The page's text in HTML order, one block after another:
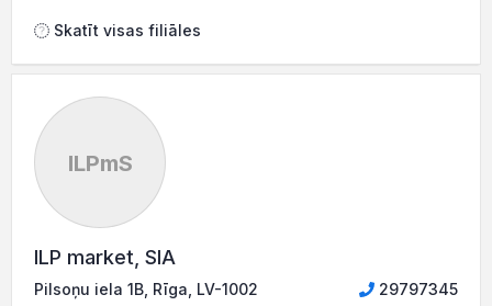
Skatīt visas filiāles
ILPmS
ILP market, SIA
Pilsoņu iela 1B, Rīga, LV-1002 29797345